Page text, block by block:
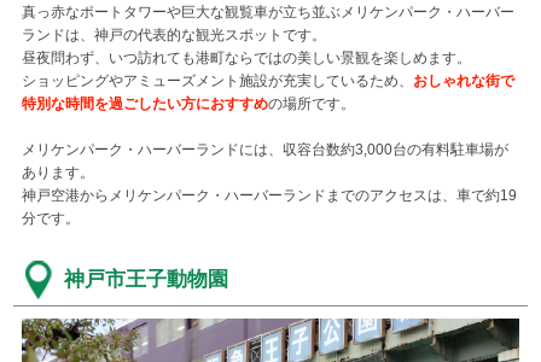
真っ赤なポートタワーや巨大な観覧車が立ち並ぶメリケンパーク・ハーバー
ランドは、神戸の代表的な観光スポットです。
昼夜問わず、いつ訪れても港町ならではの美しい景観を楽しめます。
ショッピングやアミューズメント施設が充実しているため、
おしゃれな街で
特別な時間を過ごしたい方におすすめの場所です。
メリケンパーク・ハーバーランドには、収容台数約3,000台の有料駐車場が
あります。
神戸空港からメリケンパーク・ハーバーランドまでのアクセスは、車で約19
分です。
神戸市王子動物園